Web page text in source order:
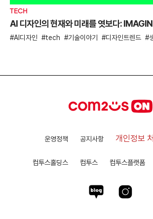
TECH
AI 디자인의 현재와 미래를 엿보다:
AI디자인 tech 기술이야기 디자인트렌드
운영정책 공지사항 개인정보
컴투스홀딩스 컴투스 컴투스플랫폼